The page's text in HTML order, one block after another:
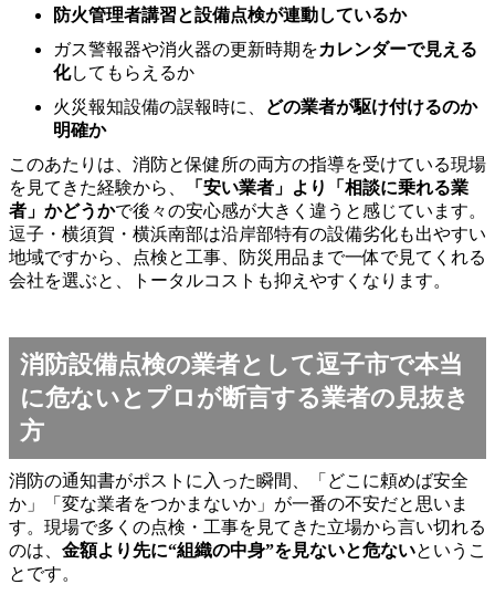
防火管理者講習と設備点検が連動しているか
ガス警報器や消火器の更新時期をカレンダーで見える
化してもらえるか
火災報知設備の誤報時に、
どの業者が駆け付けるのか
明確か
このあたりは、消防と保健所の両方の指導を受けている現場
を見てきた経験から、
「安い業者」より「相談に乗れる業
者」かどうかで後々の安心感が大きく違うと感じています。
逗子・横須賀・横浜南部は沿岸部特有の設備劣化も出やすい
地域ですから、点検と工事、防災用品まで一体で見てくれる
会社を選ぶと、トータルコストも抑えやすくなります。
消防設備点検の業者として逗子市で本当
に危ないとプロが断言する業者の見抜き
方
消防の通知書がポストに入った瞬間、「どこに頼めば安全
か」「変な業者をつかまないか」が一番の不安だと思いま
す。現場で多くの点検・工事を見てきた立場から言い切れる
のは、 金額より先に“組織の中身”を見ないと危ないというこ
とです。